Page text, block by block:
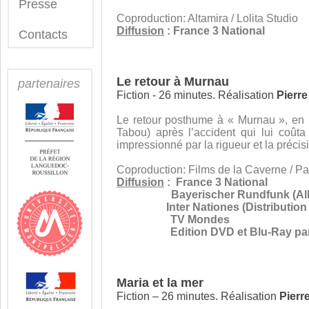
Coproduction: Altamira / Lolita Studio
Diffusion : France 3 National
Le retour à Murnau
Fiction - 26 minutes. Réalisation
Le retour posthume à « Murnau »,
Tabou) après l’accident qui lui
impressionné par la rigueur et la
Coproduction: Films de la Caverne /
Diffusion : France 3 National
Bayerischer Rundfunk
Inter Nationes (Distribution
TV Mondes
Edition DVD et Blu-Ray
Maria et la mer
Fiction – 26 minutes. Réalisation
Presse
Contacts
partenaires